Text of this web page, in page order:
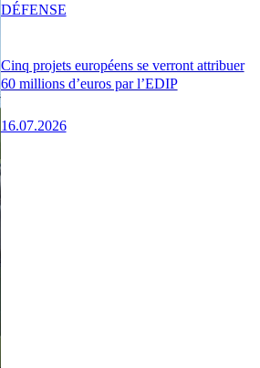
Cinq projets européens se verront attribuer
60 millions d’euros par l’EDIP
16.07.2026
DÉFENSE